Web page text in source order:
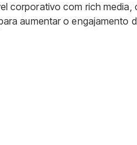
corporativo com rich media,
aumentar o engajamento